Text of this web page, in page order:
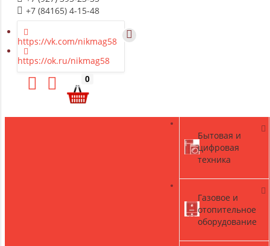
+7 (84165) 4-15-48
https://vk.com/nikmag58
https://ok.ru/nikmag58
0
Бытовая и
цифровая
техника
Газовое и
отопительное
оборудование